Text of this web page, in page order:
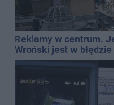
Reklamy w centrum.
Wroński jest w